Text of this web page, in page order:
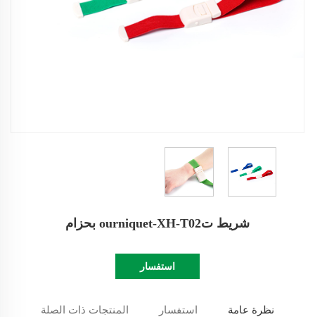
شريط تourniquet-XH-T02 بحزام
استفسار
نظرة عامة استفسار المنتجات ذات الصلة